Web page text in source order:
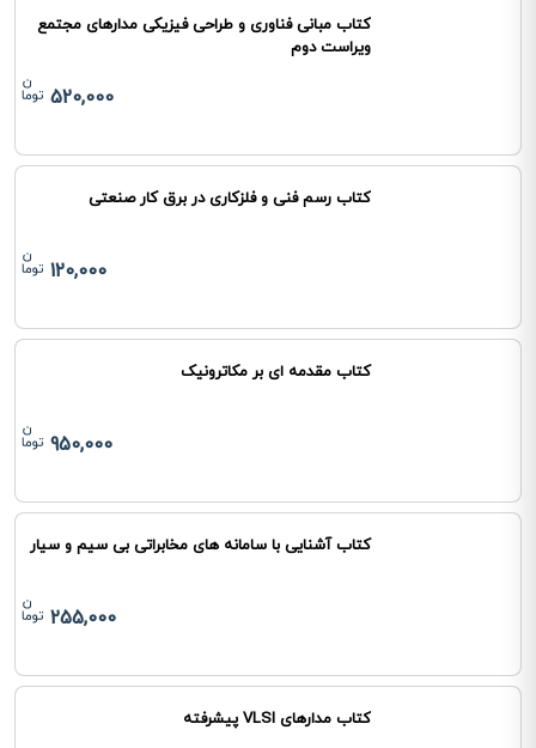
کتاب مبانی فناوری و طراحی فیزیکی مدارهای مجتمع
ویراست دوم
520,000
کتاب رسم فنی و فلزکاری در برق کار صنعتی
120,000
کتاب مقدمه ای بر مکاترونیک
950,000
کتاب آشنایی با سامانه های مخابراتی بی سیم و سیار
255,000
کتاب مدارهای VLSI پیشرفته